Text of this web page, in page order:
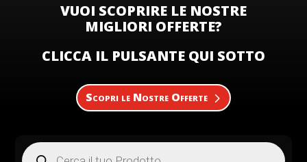
VUOI SCOPRIRE LE NOSTRE
MIGLIORI OFFERTE?
CLICCA IL PULSANTE QUI SOTTO
Scopri le Nostre Offerte
Products
search